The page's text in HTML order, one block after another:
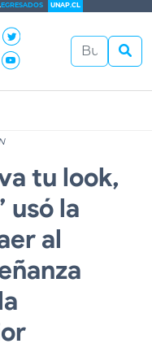
EGRESADOS UNAP.CL
tu look,
usó la
al